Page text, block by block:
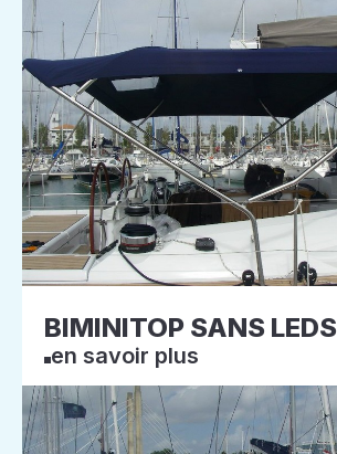
BIMINITOP SANS LEDS
en savoir plus